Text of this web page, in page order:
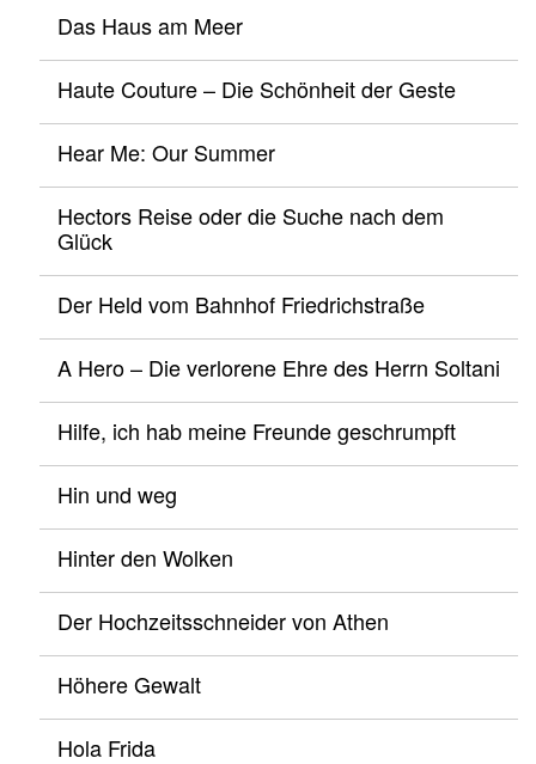
Das Haus am Meer
Haute Couture – Die Schönheit der Geste
Hear Me: Our Summer
Hectors Reise oder die Suche nach dem
Glück
Der Held vom Bahnhof Friedrichstraße
A Hero – Die verlorene Ehre des Herrn Soltani
Hilfe, ich hab meine Freunde geschrumpft
Hin und weg
Hinter den Wolken
Der Hochzeitsschneider von Athen
Höhere Gewalt
Hola Frida